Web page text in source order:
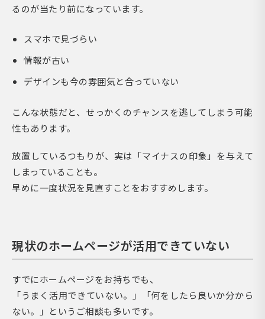
るのが当たり前になっています。
スマホで見づらい
情報が古い
デザインも今の雰囲気と合っていない
こんな状態だと、せっかくのチャンスを逃してしまう可能
性もあります。
放置しているつもりが、実は「マイナスの印象」を与えて
しまっていることも。
早めに一度状況を見直すことをおすすめします。
現状のホームページが活用できていない
すでにホームページをお持ちでも、
「うまく活用できていない。」「何をしたら良いか分から
ない。」というご相談も多いです。